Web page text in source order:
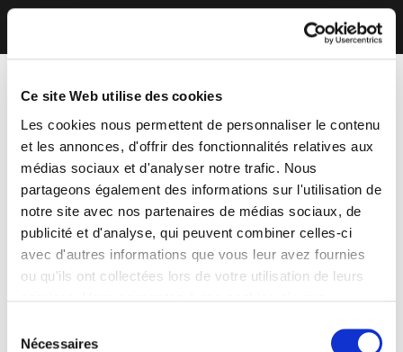
Ce site Web utilise des cookies
Les cookies nous permettent de personnaliser le contenu
et les annonces, d'offrir des fonctionnalités relatives aux
médias sociaux et d'analyser notre trafic. Nous
partageons également des informations sur l'utilisation de
notre site avec nos partenaires de médias sociaux, de
publicité et d'analyse, qui peuvent combiner celles-ci
avec d'autres informations que vous leur avez fournies
ou qu'ils ont collectées lors de votre utilisation de leurs
Nécessaires